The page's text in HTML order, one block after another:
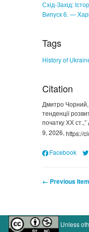
Схід-Захід:
Випуск 6. —
Tags
History of
Citation
Дмитро Чорний,
тенденції
початку ХХ ст.,”
9, 2026, https://
Facebook
← Previous Item
Unless